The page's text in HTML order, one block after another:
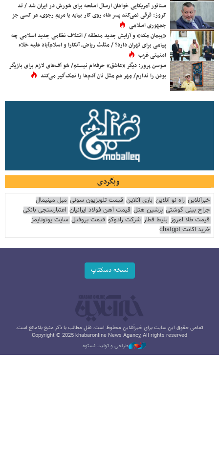
سناتور آمریکایی خواهان ارسال اسلحه برای شورش در ایران شد / تد
کروز: فرقی نمی‌کند پسر شاه روی کار بیاید یا مریم رجوی، هر کسی جز
جمهوری اسلامی
«پیمان مکه» و آرایش جدید منطقه / ائتلاف نظامی جدید اسلامی چه
پیامی برای تهران دارد؟ / مثلث ریاض، آنکارا و اسلام‌آباد علیه خلاء
امنیتی غرب
سوسن پرور: دیگر «عاشق» حرفه‌ام نیستم/ شو آف‌های لازم برای بازیگر
بودن را ندارم/ مِهر هم مثل نان آدم‌ها را نمک‌گیر می‌کند
وبگردی
خبرآنلاین راه نو آنلاین بازی آنلاین قیمت تلویزیون سونی مبل مینیمال
جراح بینی گوشتی پرشین هتل قیمت آهن فولاد ایرانیان اعتبارسنجی بانکی
قیمت طلا امروز بلیط قطار شرکت رادوکو قیمت پروفیل سایت یوتوتایمز
خرید اکانت chatgpt
نسخه دسکتاپ
تمامی حقوق این سایت برای خبرآنلاین محفوظ است. نقل مطالب با ذکر منبع بلامانع است.
Copyright © 2025 khabaronline News Agancy, All rights reserved
طراحی و تولید: نستوه